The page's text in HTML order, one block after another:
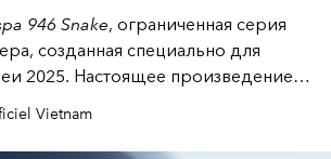
946 Snake, ограниченная серия
созданная специально для
2025. Настоящее произведение
Vietnam